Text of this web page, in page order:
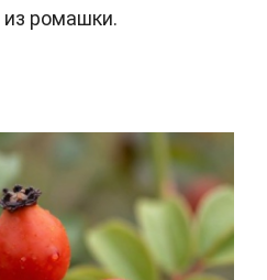
из ромашки.